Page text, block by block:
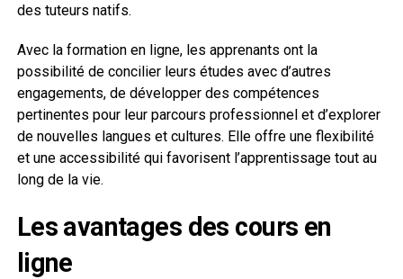
des tuteurs natifs.
Avec la formation en ligne, les apprenants ont la
possibilité de concilier leurs études avec d’autres
engagements, de développer des compétences
pertinentes pour leur parcours professionnel et d’explorer
de nouvelles langues et cultures. Elle offre une flexibilité
et une accessibilité qui favorisent l’apprentissage tout au
long de la vie.
Les avantages des cours en
ligne